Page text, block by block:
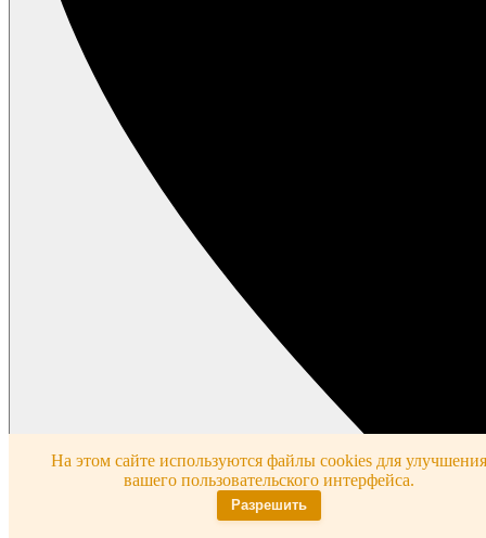
На этом сайте используются файлы cookies для улучшения
вашего пользовательского интерфейса.
Разрешить